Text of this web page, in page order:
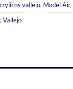
vallejo, Model Air,
, Vallejo